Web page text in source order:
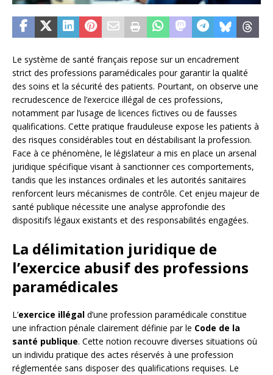
Le système de santé français repose sur un encadrement
strict des professions paramédicales pour garantir la qualité
des soins et la sécurité des patients. Pourtant, on observe une
recrudescence de l’exercice illégal de ces professions,
notamment par l’usage de licences fictives ou de fausses
qualifications. Cette pratique frauduleuse expose les patients à
des risques considérables tout en déstabilisant la profession.
Face à ce phénomène, le législateur a mis en place un arsenal
juridique spécifique visant à sanctionner ces comportements,
tandis que les instances ordinales et les autorités sanitaires
renforcent leurs mécanismes de contrôle. Cet enjeu majeur de
santé publique nécessite une analyse approfondie des
dispositifs légaux existants et des responsabilités engagées.
La délimitation juridique de
l’exercice abusif des professions
paramédicales
L’exercice illégal d’une profession paramédicale constitue
une infraction pénale clairement définie par le Code de la
santé publique. Cette notion recouvre diverses situations où
un individu pratique des actes réservés à une profession
réglementée sans disposer des qualifications requises. Le